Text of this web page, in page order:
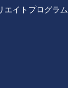
エイトプログラム